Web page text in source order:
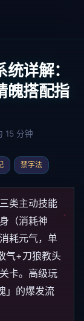
详解：
魄搭配指
15 分钟
禁字法
类主动技能
（消耗神
耗元气，单
气+刀狼教头
卡。高级玩
」的爆发流